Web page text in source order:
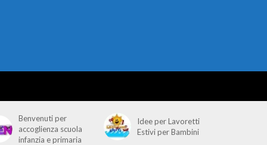
Benvenuti per
accoglienza scuola
infanzia e primaria
Idee per Lavoretti
Estivi per Bambini